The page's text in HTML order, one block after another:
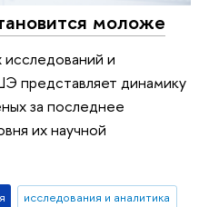
моложе
и
представляет динамику
за последнее
их научной
исследования и аналитика